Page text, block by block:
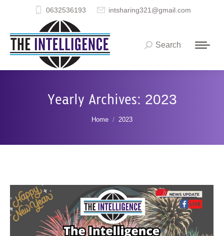
0632536193 intsharing321@gmail.com
Search:
Search
Yearly Archives: 2023
You are here:
Home 2023